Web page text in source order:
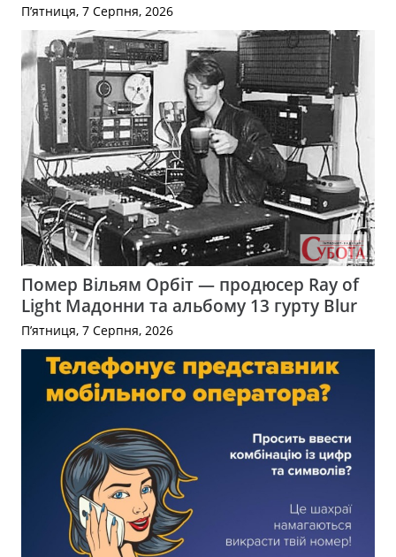
П’ятниця, 7 Серпня, 2026
Помер Вільям Орбіт — продюсер Ray of
Light Мадонни та альбому 13 гурту Blur
П’ятниця, 7 Серпня, 2026